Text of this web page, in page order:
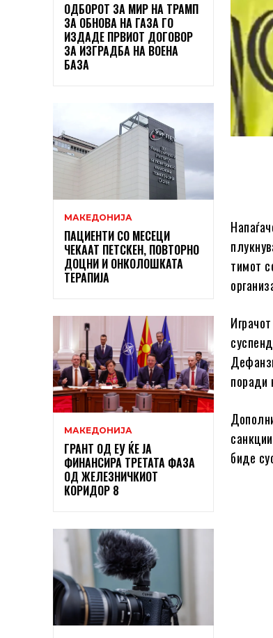
ОДБОРОТ ЗА МИР НА ТРАМП
ЗА ОБНОВА НА ГАЗА ГО
ИЗДАДЕ ПРВИОТ ДОГОВОР
ЗА ИЗГРАДБА НА ВОЕНА
БАЗА
МАКЕДОНИЈА
ПАЦИЕНТИ СО МЕСЕЦИ
ЧЕКААТ ПЕТСКЕН, ПОВТОРНО
ДОЦНИ И ОНКОЛОШКАТА
ТЕРАПИЈА
МАКЕДОНИЈА
ГРАНТ ОД ЕУ ЌЕ ЈА
ФИНАНСИРА ТРЕТАТА ФАЗА
ОД ЖЕЛЕЗНИЧКИОТ
КОРИДОР 8
тимот
поради
биде